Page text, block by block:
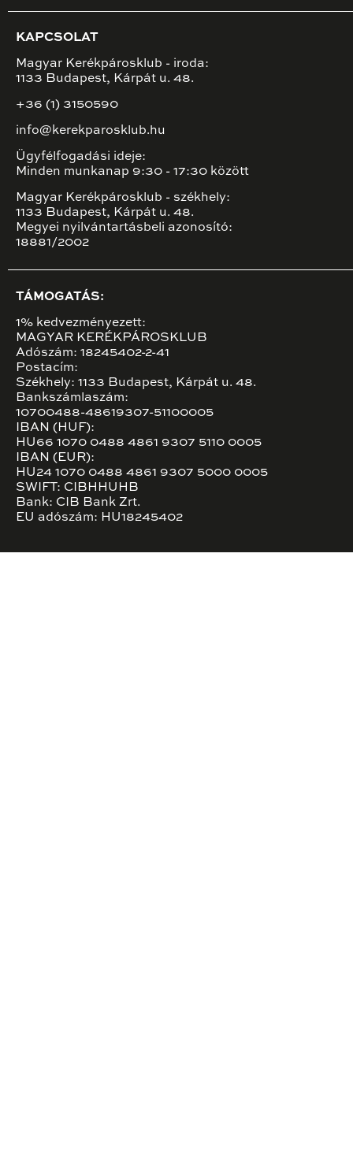
KAPCSOLAT
Magyar Kerékpárosklub - iroda:
1133 Budapest, Kárpát u. 48.
+36 (1) 3150590
info@kerekparosklub.hu
Ügyfélfogadási ideje:
Minden munkanap 9:30 - 17:30 között
Magyar Kerékpárosklub - székhely:
1133 Budapest, Kárpát u. 48.
Megyei nyilvántartásbeli azonosító:
18881/2002
TÁMOGATÁS:
1% kedvezményezett:
MAGYAR KERÉKPÁROSKLUB
Adószám: 18245402-2-41
Postacím:
Székhely: 1133 Budapest, Kárpát u. 48.
Bankszámlaszám:
10700488-48619307-51100005
IBAN (HUF):
HU66 1070 0488 4861 9307 5110 0005
IBAN (EUR):
HU24 1070 0488 4861 9307 5000 0005
SWIFT: CIBHHUHB
Bank: CIB Bank Zrt.
EU adószám: HU18245402